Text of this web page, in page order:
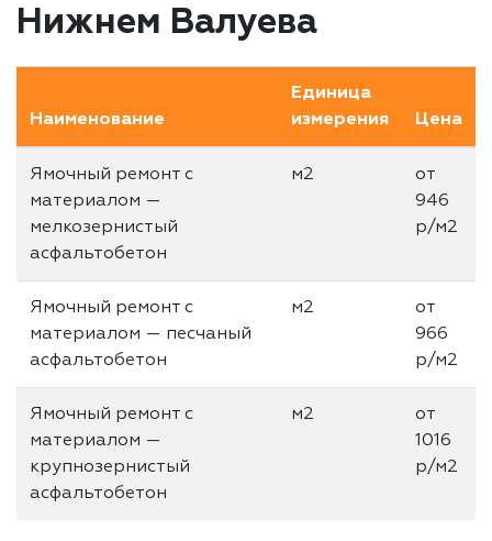
Нижнем Валуева
Наименование
Единица
измерения
Цена
Ямочный ремонт с
материалом —
мелкозернистый
асфальтобетон
м2
от
946
р/м2
Ямочный ремонт с
материалом — песчаный
асфальтобетон
м2
от
966
р/м2
Ямочный ремонт с
материалом —
крупнозернистый
асфальтобетон
м2
от
1016
р/м2